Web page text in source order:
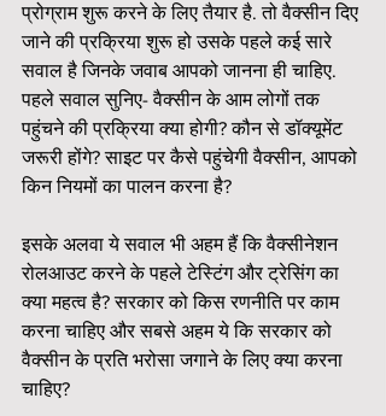
प्रोग्राम शुरू करने के लिए तैयार है. तो वैक्सीन दिए
जाने की प्रक्रिया शुरू हो उसके पहले कई सारे
सवाल है जिनके जवाब आपको जानना ही चाहिए.
पहले सवाल सुनिए- वैक्सीन के आम लोगों तक
पहुंचने की प्रक्रिया क्या होगी? कौन से डॉक्यूमेंट
जरूरी होंगे? साइट पर कैसे पहुंचेगी वैक्सीन, आपको
किन नियमों का पालन करना है?
इसके अलवा ये सवाल भी अहम हैं कि वैक्सीनेशन
रोलआउट करने के पहले टेस्टिंग और ट्रेसिंग का
क्या महत्व है? सरकार को किस रणनीति पर काम
करना चाहिए और सबसे अहम ये कि सरकार को
वैक्सीन के प्रति भरोसा जगाने के लिए क्या करना
चाहिए?